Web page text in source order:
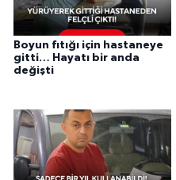
Boyun fıtığı için hastaneye
gitti… Hayatı bir anda
değişti